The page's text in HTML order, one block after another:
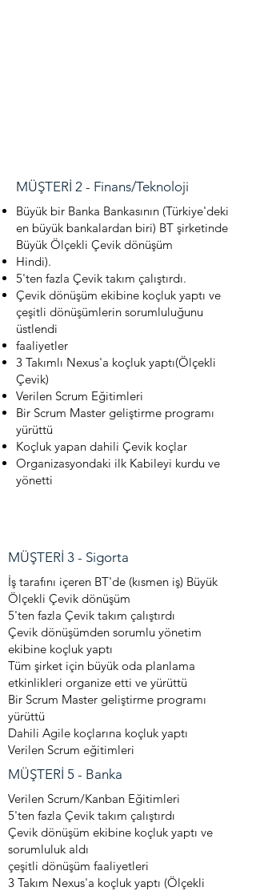
MÜŞTERİ 2 - Finans/Teknoloji
Büyük bir Banka Bankasının (Türkiye'deki
en büyük bankalardan biri) BT şirketinde
Büyük Ölçekli Çevik dönüşüm
Hindi).
5'ten fazla Çevik takım çalıştırdı.
Çevik dönüşüm ekibine koçluk yaptı ve
çeşitli dönüşümlerin sorumluluğunu
üstlendi
faaliyetler
3 Takımlı Nexus'a koçluk yaptı(Ölçekli
Çevik)
Verilen Scrum Eğitimleri
Bir Scrum Master geliştirme programı
yürüttü
Koçluk yapan dahili Çevik koçlar
Organizasyondaki ilk Kabileyi kurdu ve
yönetti
MÜŞTERİ 3 - Sigorta
İş tarafını içeren BT'de (kısmen iş) Büyük
Ölçekli Çevik dönüşüm
5'ten fazla Çevik takım çalıştırdı
Çevik dönüşümden sorumlu yönetim
ekibine koçluk yaptı
Tüm şirket için büyük oda planlama
etkinlikleri organize etti ve yürüttü
Bir Scrum Master geliştirme programı
yürüttü
Dahili Agile koçlarına koçluk yaptı
Verilen Scrum eğitimleri
MÜŞTERİ 5 - Banka
Verilen Scrum/Kanban Eğitimleri
5'ten fazla Çevik takım çalıştırdı
Çevik dönüşüm ekibine koçluk yaptı ve
sorumluluk aldı
çeşitli dönüşüm faaliyetleri
3 Takım Nexus'a koçluk yaptı (Ölçekli